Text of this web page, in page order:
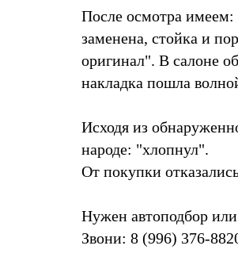
После осмотра имеем:
заменена, стойка и
оригинал". В салоне
накладка пошла
Исходя из
народе: "хлопнул".
От покупки
Нужен автоподбор
Звони: 8 (996) 376-